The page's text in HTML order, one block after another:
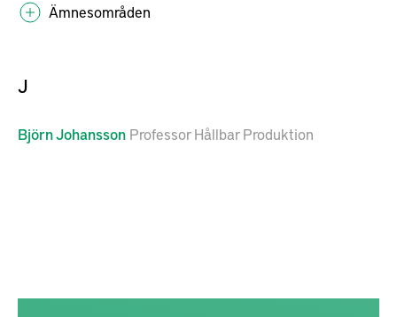
Ämnesområden
J
BjörnJohansson Professor Hållbar Produktion